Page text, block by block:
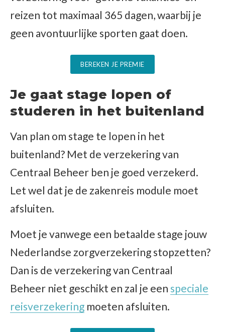
reizen tot maximaal 365 dagen, waarbij je
geen avontuurlijke sporten gaat doen.
BEREKEN JE PREMIE
Je gaat stage lopen of
studeren in het buitenland
Van plan om stage te lopen in het
buitenland? Met de verzekering van
Centraal Beheer ben je goed verzekerd.
Let wel dat je de zakenreis module moet
afsluiten.
Moet je vanwege een betaalde stage jouw
Nederlandse zorgverzekering stopzetten?
Dan is de verzekering van Centraal
Beheer niet geschikt en zal je een speciale
reisverzekering moeten afsluiten.